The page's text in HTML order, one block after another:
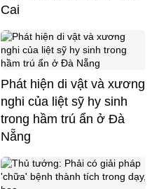
Cai
Phát hiện di vật và xương
nghi của liệt sỹ hy sinh
trong hầm trú ẩn ở Đà
Nẵng